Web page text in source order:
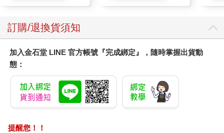
門的節日。冬至在傳統節慶是如此重要，古往今來，當然也有無
唐代大詩人白居易在這一年冬至的時候正在邯鄲的驛站裡，夜晚
天寒地凍，他一個人坐在燈前，寒意更增添了心中的孤獨。白居
易不由得想到，此時此刻，家人大概正圍著溫暖的火爐坐在一
起，他們聊天的內容，大半應該與自己這個在外奔波、勞苦疲倦
〈邯鄲冬至夜思家〉
邯鄲驛裡逢冬至，
想得家中夜深坐，
訂購/退換貨須知
加入金石堂 LINE 官方帳號『完成綁定』，隨時掌握出貨動
態：
提醒您！！